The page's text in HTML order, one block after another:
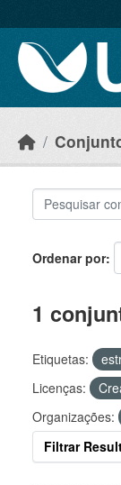
Ordenar por
1
Etiquetas:
Licenças:
Organizações:
Filtrar